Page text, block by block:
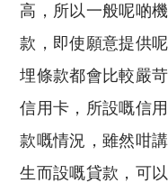
高，所以一般呢啲
款，即使願意提供
埋條款都會比較嚴
信用卡，所設嘅信
款嘅情況，雖然咁
生而設嘅貸款，可